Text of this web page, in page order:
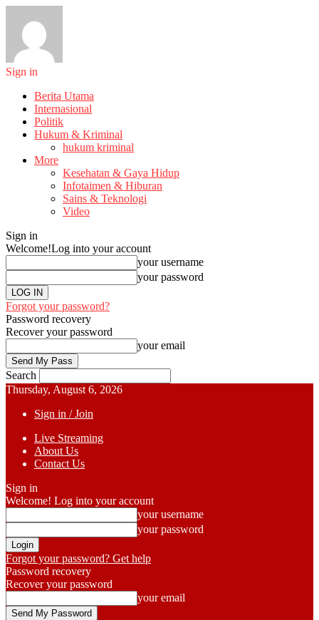
Sign in
Berita Utama
Internasional
Politik
Hukum & Kriminal
hukum kriminal
More
Kesehatan & Gaya Hidup
Infotaimen & Hiburan
Sains & Teknologi
Video
Sign in
Welcome!Log into your account
your username
your password
Forgot your password?
Password recovery
Recover your password
your email
Search
Thursday, August 6, 2026
Sign in / Join
Live Streaming
About Us
Contact Us
Sign in
Welcome! Log into your account
your username
your password
Forgot your password? Get help
Password recovery
Recover your password
your email